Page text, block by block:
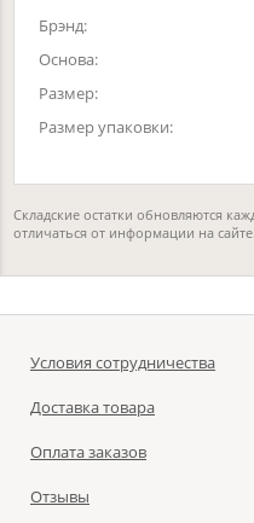
Брэнд:
Основа:
Размер:
Размер упаковки:
Складские остатки обновляются
отличаться от информации на сайте.
Условия сотрудничества
Доставка товара
Оплата заказов
Отзывы